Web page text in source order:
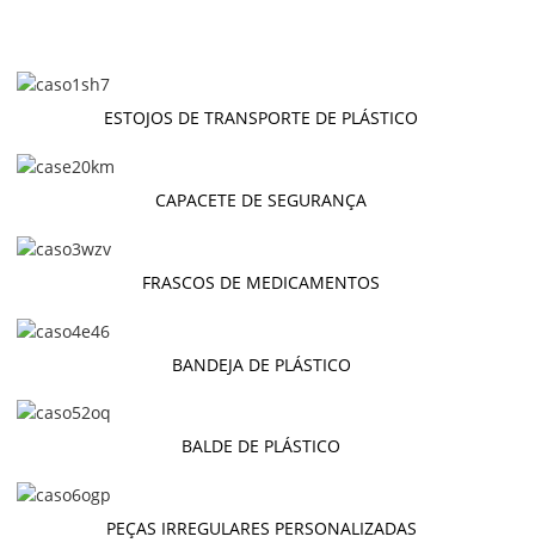
ESTOJOS DE TRANSPORTE DE PLÁSTICO
CAPACETE DE SEGURANÇA
FRASCOS DE MEDICAMENTOS
BANDEJA DE PLÁSTICO
BALDE DE PLÁSTICO
PEÇAS IRREGULARES PERSONALIZADAS